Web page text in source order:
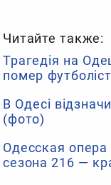
Читайте также:
Трагедія на
помер
В Одесі
(фото)
Одесская
сезона 216 —